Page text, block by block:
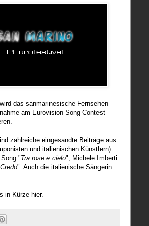
das sanmarinesische Fernsehen
am Eurovision Song Contest
zahlreiche eingesandte Beiträge aus
und italienischen Künstlern).
"Tra rose e cielo", Michele Imberti
Credo". Auch die italienische Sängerin
in Kürze hier.